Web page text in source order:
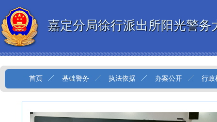
嘉定分局徐行派出所阳光警务
首页 基础警务 执法依据 办案公开 行政